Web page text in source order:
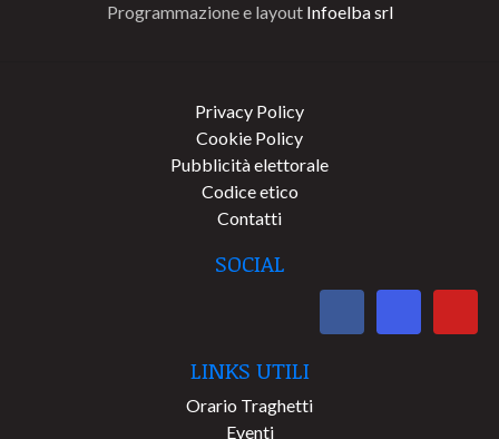
Programmazione e layout Infoelba srl
Privacy Policy
Cookie Policy
Pubblicità elettorale
Codice etico
Contatti
SOCIAL
LINKS UTILI
Orario Traghetti
Eventi